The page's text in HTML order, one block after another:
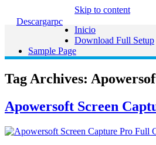
Descargarpc
Skip to content
Inicio
Download Full Setup
Sample Page
Tag Archives:
Apowersoft Screen